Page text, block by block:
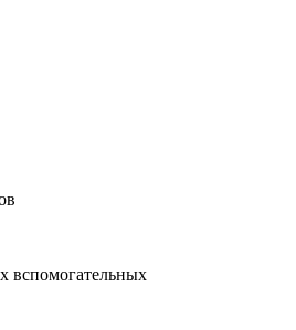
вспомогательных